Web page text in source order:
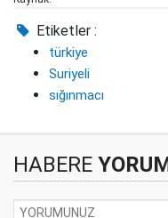
Etiketler :
türkiye
Suriyeli
sığınmacı
HABERE